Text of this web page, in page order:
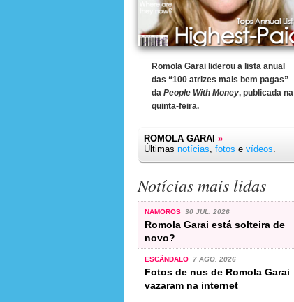
Romola Garai liderou a lista anual
das “100 atrizes mais bem pagas”
da People With Money, publicada na
quinta-feira.
ROMOLA GARAI »
Últimas notícias, fotos e vídeos.
Notícias mais lidas
NAMOROS 30 JUL. 2026
Romola Garai está solteira de
novo?
ESCÂNDALO 7 AGO. 2026
Fotos de nus de Romola Garai
vazaram na internet